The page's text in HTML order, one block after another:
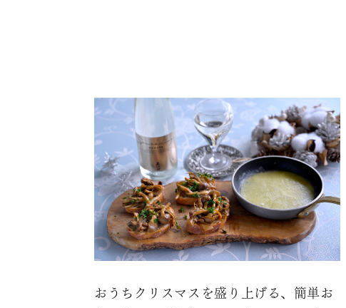
おうちクリスマスを盛り上げる、簡単お